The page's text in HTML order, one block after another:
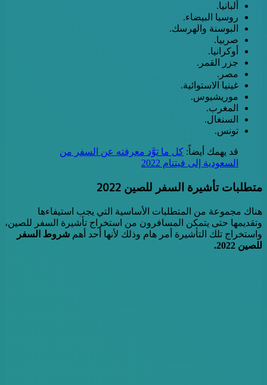
ألبانيا.
روسيا البيضاء.
البوسنة والهرسك.
صربيا.
أوكرانيا.
جزر القمر.
مصر.
غينيا الاستوائية.
موريشيوس.
المغرب.
السنغال.
تونس.
قد يهمك أيضاً: كل ما توَّد معرفته عن السفر من
السعودية إلى فيتنام 2022
متطلبات تأشيرة السفر للصين 2022
هناك مجموعة من المتطلبات الأساسية التي يجب استيفاءها
وتقديمها حتى يتمكن المسافرون من استخراج تأشيرة السفر للصين،
واستخراج تلك التأشيرة أمر هام وذلك لأنها أحد أهم شروط السفر
للصين 2022.